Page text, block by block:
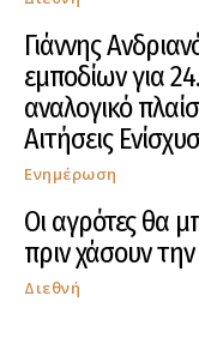
Γιάννης
εμποδίων για
αναλογικό
Αιτήσεις
Ενημέρωση
Οι αγρότες θα
πριν χάσουν
Διεθνή